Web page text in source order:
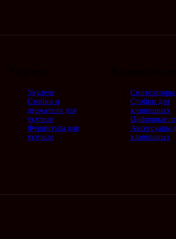
Укулеле
Стойки и
держатели для
укулеле
Фурнитура для
укулеле
Синтезаторы
Стойки для
клавишных
Цифровые
Аксессуары
клавишных